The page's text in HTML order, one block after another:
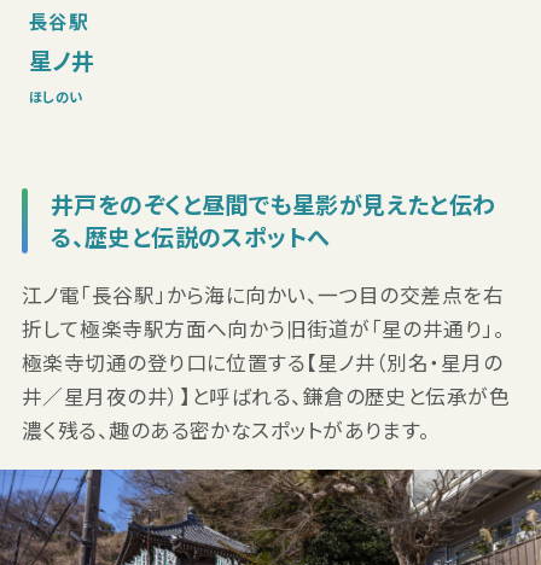
長谷駅
星ノ井
ほしのい
井戸をのぞくと昼間でも星影が見えたと伝わ
る、歴史と伝説のスポットへ
江ノ電「長谷駅」から海に向かい、一つ目の交差点を右
折して極楽寺駅方面へ向かう旧街道が「星の井通り」。
極楽寺切通の登り口に位置する【星ノ井（別名・星月の
井／星月夜の井）】と呼ばれる、鎌倉の歴史と伝承が色
濃く残る、趣のある密かなスポットがあります。